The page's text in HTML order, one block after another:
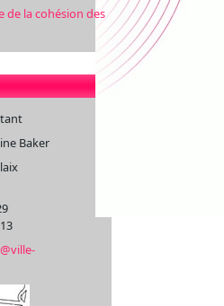
de la cohésion des
Baker